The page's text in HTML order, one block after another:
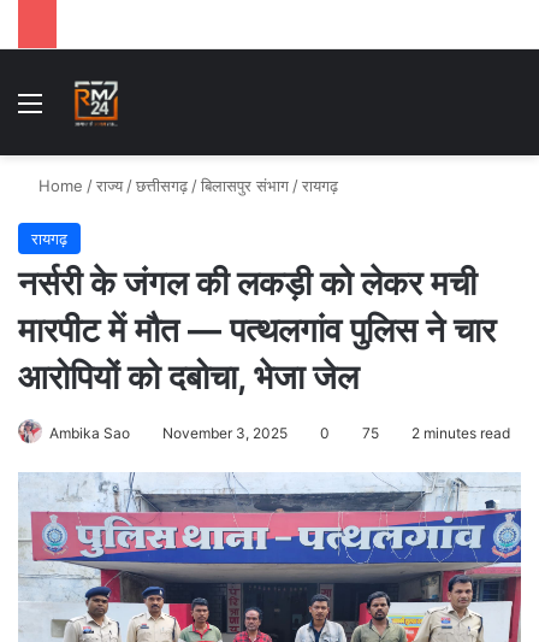
Menu
Home /राज्य /छत्तीसगढ़ /बिलासपुर संभाग /रायगढ़
रायगढ़
नर्सरी के जंगल की लकड़ी को लेकर मची
मारपीट में मौत — पत्थलगांव पुलिस ने चार
आरोपियों को दबोचा, भेजा जेल
Ambika Sao November 3, 2025 0 75 2 minutes read